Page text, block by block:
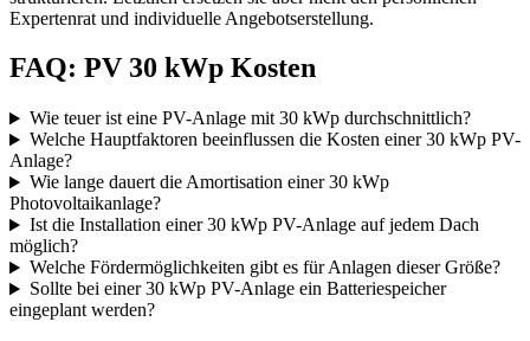
Expertenrat und individuelle Angebotserstellung.
FAQ: PV 30 kWp Kosten
Wie teuer ist eine PV-Anlage mit 30 kWp durchschnittlich?
Welche Hauptfaktoren beeinflussen die Kosten einer 30 kWp PV-
Anlage?
Wie lange dauert die Amortisation einer 30 kWp
Photovoltaikanlage?
Ist die Installation einer 30 kWp PV-Anlage auf jedem Dach
möglich?
Welche Fördermöglichkeiten gibt es für Anlagen dieser Größe?
Sollte bei einer 30 kWp PV-Anlage ein Batteriespeicher
eingeplant werden?